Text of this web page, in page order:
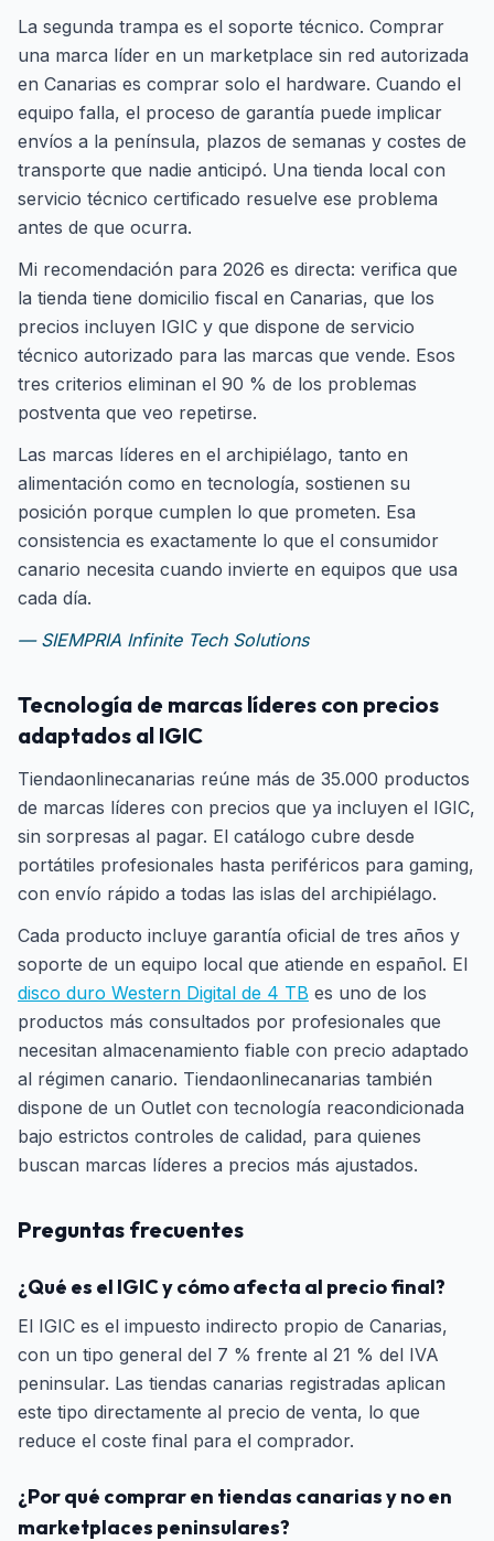
La segunda trampa es el soporte técnico. Comprar
una marca líder en un marketplace sin red autorizada
en Canarias es comprar solo el hardware. Cuando el
equipo falla, el proceso de garantía puede implicar
envíos a la península, plazos de semanas y costes de
transporte que nadie anticipó. Una tienda local con
servicio técnico certificado resuelve ese problema
antes de que ocurra.
Mi recomendación para 2026 es directa: verifica que
la tienda tiene domicilio fiscal en Canarias, que los
precios incluyen IGIC y que dispone de servicio
técnico autorizado para las marcas que vende. Esos
tres criterios eliminan el 90 % de los problemas
postventa que veo repetirse.
Las marcas líderes en el archipiélago, tanto en
alimentación como en tecnología, sostienen su
posición porque cumplen lo que prometen. Esa
consistencia es exactamente lo que el consumidor
canario necesita cuando invierte en equipos que usa
cada día.
— SIEMPRIA Infinite Tech Solutions
Tecnología de marcas líderes con precios
adaptados al IGIC
Tiendaonlinecanarias reúne más de 35.000 productos
de marcas líderes con precios que ya incluyen el IGIC,
sin sorpresas al pagar. El catálogo cubre desde
portátiles profesionales hasta periféricos para gaming,
con envío rápido a todas las islas del archipiélago.
Cada producto incluye garantía oficial de tres años y
soporte de un equipo local que atiende en español. El
disco duro Western Digital de 4 TB es uno de los
productos más consultados por profesionales que
necesitan almacenamiento fiable con precio adaptado
al régimen canario. Tiendaonlinecanarias también
dispone de un Outlet con tecnología reacondicionada
bajo estrictos controles de calidad, para quienes
buscan marcas líderes a precios más ajustados.
Preguntas frecuentes
¿Qué es el IGIC y cómo afecta al precio final?
El IGIC es el impuesto indirecto propio de Canarias,
con un tipo general del 7 % frente al 21 % del IVA
peninsular. Las tiendas canarias registradas aplican
este tipo directamente al precio de venta, lo que
reduce el coste final para el comprador.
¿Por qué comprar en tiendas canarias y no en
marketplaces peninsulares?